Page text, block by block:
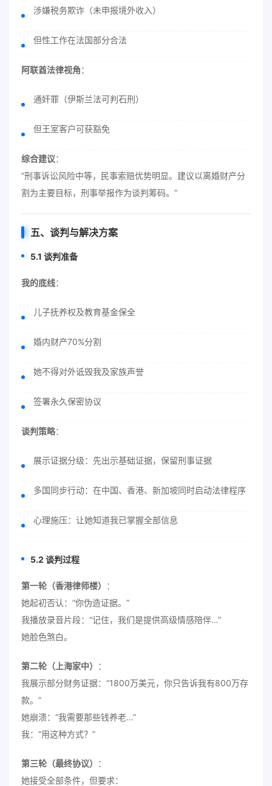
涉嫌税务欺诈（未申报境外收入）
但性工作在法国部分合法
阿联酋法律视角：
通奸罪（伊斯兰法可判石刑）
但王室客户可获豁免
综合建议：
“刑事诉讼风险中等，民事索赔优势明显。建议以离婚财产分
割为主要目标，刑事举报作为谈判筹码。”
五、谈判与解决方案
5.1 谈判准备
我的底线：
儿子抚养权及教育基金保全
婚内财产70%分割
她不得对外诋毁我及家族声誉
签署永久保密协议
谈判策略：
展示证据分级：先出示基础证据，保留刑事证据
多国同步行动：在中国、香港、新加坡同时启动法律程序
心理施压：让她知道我已掌握全部信息
5.2 谈判过程
第一轮（香港律师楼）
：
她起初否认：“你伪造证据。”
我播放录音片段：“记住，我们是提供高级情感陪伴…”
她脸色煞白。
第二轮（上海家中）
：
我展示部分财务证据：“1800万美元，你只告诉我有800万存
款。”
她崩溃：“我需要那些钱养老…”
我：“用这种方式？”
第三轮（最终协议）
：
她接受全部条件，但要求：